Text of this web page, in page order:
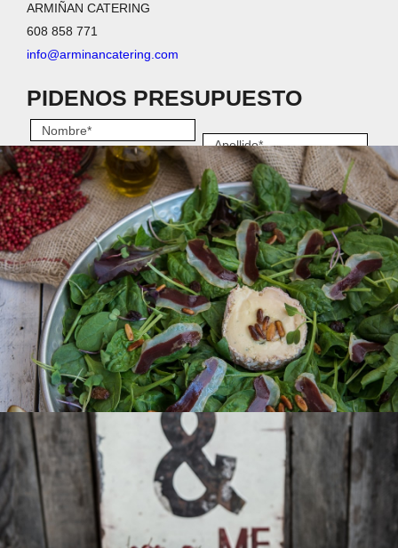
ARMIÑAN CATERING
608 858 771
info@arminancatering.com
PIDENOS PRESUPUESTO